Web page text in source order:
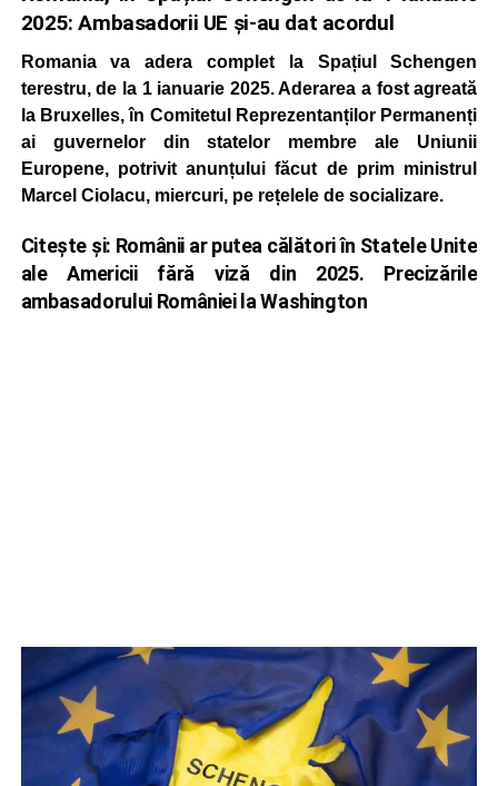
2025: Ambasadorii UE și-au dat acordul
Romania va adera complet la Spațiul Schengen
terestru, de la 1 ianuarie 2025. Aderarea a fost agreată
la Bruxelles, în Comitetul Reprezentanților Permanenți
ai guvernelor din statelor membre ale Uniunii
Europene, potrivit anunțului făcut de prim ministrul
Marcel Ciolacu, miercuri, pe rețelele de socializare.
Citește și: Românii ar putea călători în Statele Unite
ale Americii fără viză din 2025. Precizările
ambasadorului României la Washington